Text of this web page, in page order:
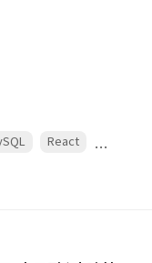
React